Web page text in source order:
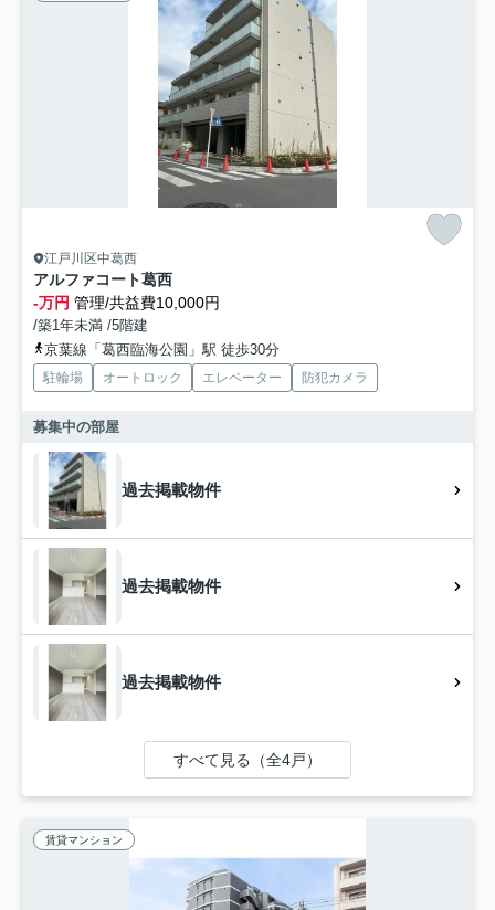
江戸川区中葛西
アルファコート葛西
-万円 管理/共益費10,000円
/築1年未満 /5階建
京葉線「葛西臨海公園」駅 徒歩30分
駐輪場 オートロック エレベーター 防犯カメラ
募集中の部屋
過去掲載物件
過去掲載物件
過去掲載物件
すべて見る（全4戸）
賃貸マンション